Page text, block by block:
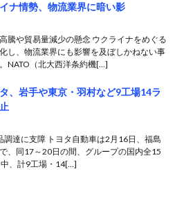
ナ情勢、物流業界に暗い影
騰や貿易量減少の懸念 ウクライナをめぐる
し、物流業界にも影響を及ぼしかねない事
NATO（北大西洋条約機[…]
タ、岩手や東京・羽村など9工場14ラ
調達に支障 トヨタ自動車は2月16日、福島
、同17～20日の間、グループの国内全15
、計9工場・14[…]